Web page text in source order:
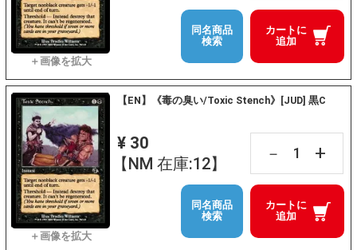
カートに
追加
同名商品
検索
【EN】《毒の臭い/Toxic Stench》[JUD] 黒C
¥ 30
【NM 在庫:12】
－ +
カートに
追加
同名商品
検索